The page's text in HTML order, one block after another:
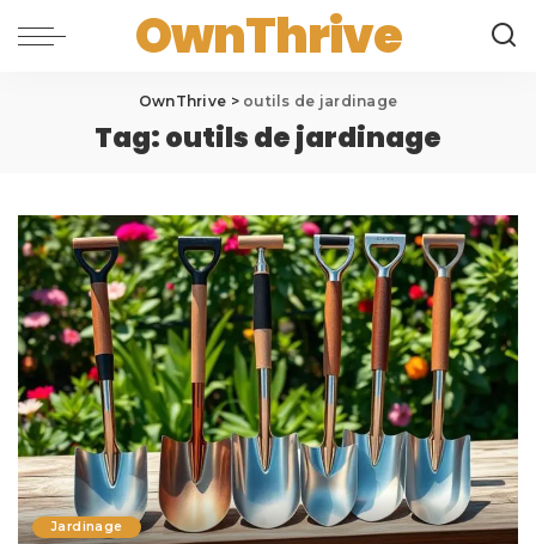
OwnThrive
OwnThrive > outils de jardinage
Tag:outils de jardinage
Jardinage